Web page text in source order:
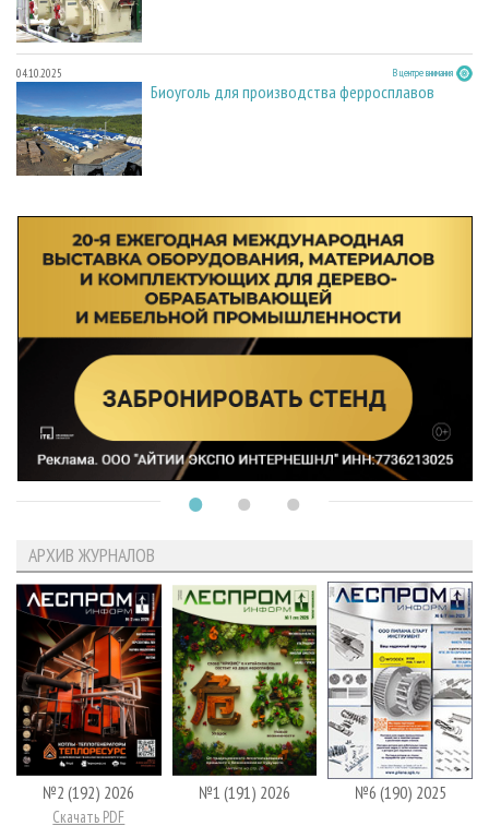
04.10.2025 В центре внимания
Биоуголь для производства ферросплавов
АРХИВ ЖУРНАЛОВ
№2 (192) 2026
Скачать PDF
№1 (191) 2026 №6 (190) 2025